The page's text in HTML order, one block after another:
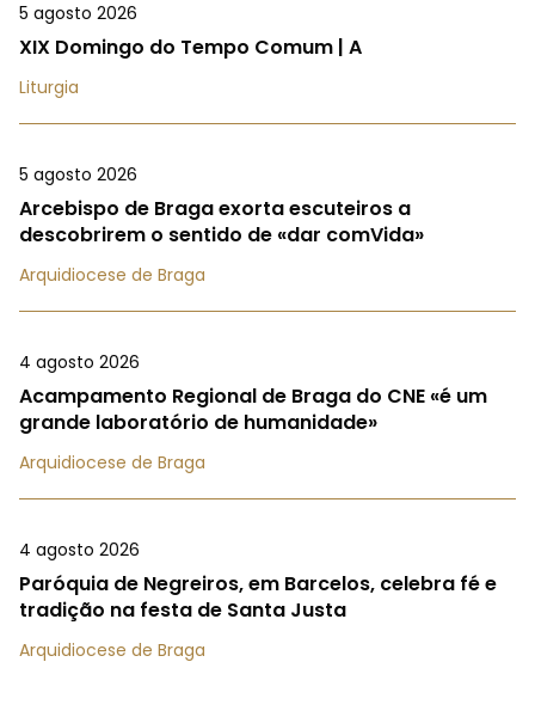
5 agosto 2026
XIX Domingo do Tempo Comum | A
Liturgia
5 agosto 2026
Arcebispo de Braga exorta escuteiros a
descobrirem o sentido de «dar comVida»
Arquidiocese de Braga
4 agosto 2026
Acampamento Regional de Braga do CNE «é um
grande laboratório de humanidade»
Arquidiocese de Braga
4 agosto 2026
Paróquia de Negreiros, em Barcelos, celebra fé e
tradição na festa de Santa Justa
Arquidiocese de Braga